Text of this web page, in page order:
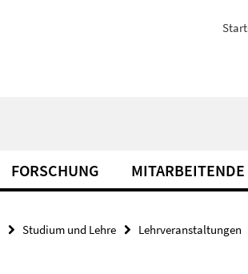
FORSCHUNG MITARBEITENDE
Studium und Lehre Lehrveranstaltungen